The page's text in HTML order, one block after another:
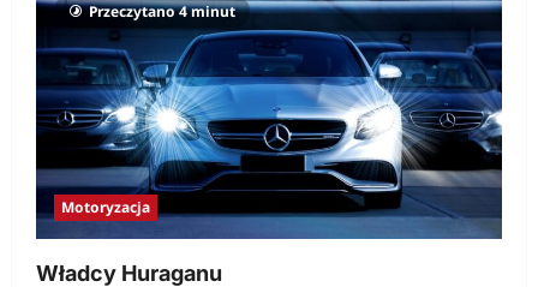
Przeczytano 4 minut
Motoryzacja
Władcy Huraganu